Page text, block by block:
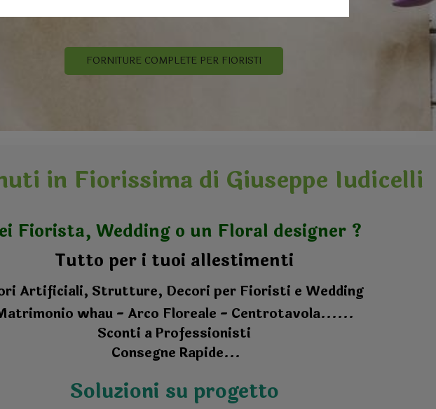
Contattaci e crea la tua parete moss personalizzata
ENTRA PER SAPERNE DI PIU'
in Fiorissima di Giuseppe Iudicelli
Fiorista, Wedding o un Floral designer ?
Tutto per i tuoi allestimenti
Artificiali, Strutture, Decori per Fioristi e Wedding
whau - Arco Floreale - Centrotavola......
Sconti a Professionisti
Consegne Rapide...
Soluzioni su progetto